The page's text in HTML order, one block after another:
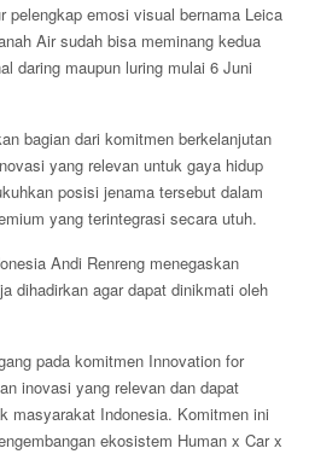
pelengkap emosi visual bernama Leica
Air sudah bisa meminang kedua
daring maupun luring mulai 6 Juni
bagian dari komitmen berkelanjutan
yang relevan untuk gaya hidup
posisi jenama tersebut dalam
yang terintegrasi secara utuh.
Andi Renreng menegaskan
dihadirkan agar dapat dinikmati oleh
pada komitmen Innovation for
inovasi yang relevan dan dapat
masyarakat Indonesia. Komitmen ini
ekosistem Human x Car x